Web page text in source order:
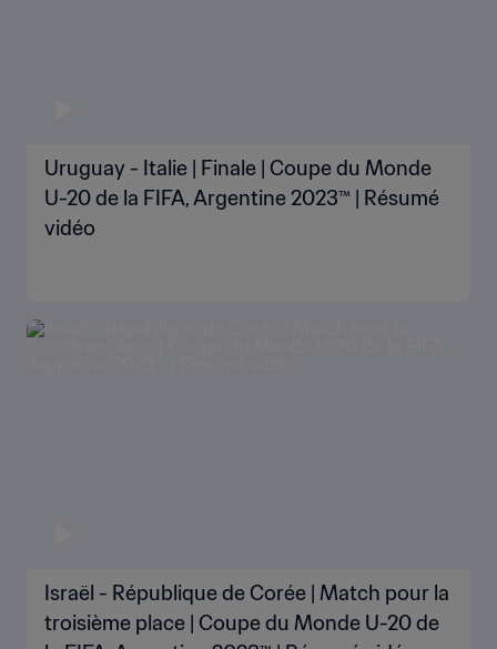
Uruguay - Italie | Finale | Coupe du Monde
U-20 de la FIFA, Argentine 2023™ | Résumé
vidéo
Israël - République de Corée | Match pour la
troisième place | Coupe du Monde U-20 de